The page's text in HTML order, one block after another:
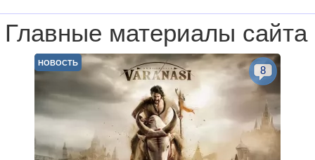
Главные материалы сайта
НОВОСТЬ
8